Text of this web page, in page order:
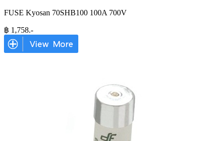
FUSE Kyosan 70SHB100 100A 700V
฿ 1,758.-